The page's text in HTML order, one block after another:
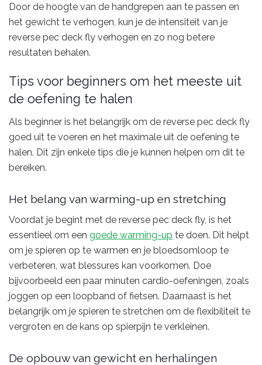
Door de hoogte van de handgrepen aan te passen en
het gewicht te verhogen, kun je de intensiteit van je
reverse pec deck fly verhogen en zo nog betere
resultaten behalen.
Tips voor beginners om het meeste uit
de oefening te halen
Als beginner is het belangrijk om de reverse pec deck fly
goed uit te voeren en het maximale uit de oefening te
halen. Dit zijn enkele tips die je kunnen helpen om dit te
bereiken.
Het belang van warming-up en stretching
Voordat je begint met de reverse pec deck fly, is het
essentieel om een goede warming-up te doen. Dit helpt
om je spieren op te warmen en je bloedsomloop te
verbeteren, wat blessures kan voorkomen. Doe
bijvoorbeeld een paar minuten cardio-oefeningen, zoals
joggen op een loopband of fietsen. Daarnaast is het
belangrijk om je spieren te stretchen om de flexibiliteit te
vergroten en de kans op spierpijn te verkleinen.
De opbouw van gewicht en herhalingen